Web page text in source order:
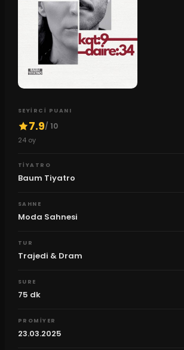
SEYIRCI PUANI
7.9/ 10
24oy
TIYATRO
Baum Tiyatro
SAHNE
Moda Sahnesi
TUR
Trajedi & Dram
SURE
75 dk
PROMIYER
23.03.2025